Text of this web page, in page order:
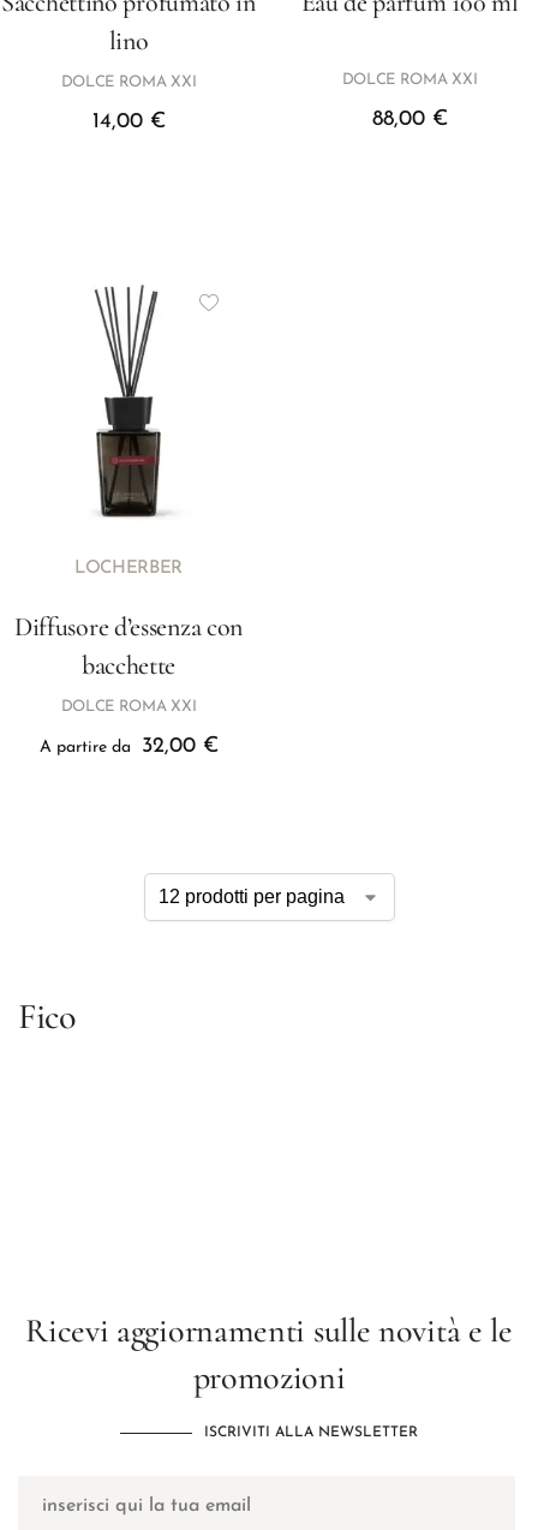
Fico
lino
DOLCE ROMA XXI
14,00 €
DOLCE ROMA XXI
88,00 €
LOCHERBER
Diffusore d’essenza con
bacchette
DOLCE ROMA XXI
A partire da 32,00 €
Ricevi aggiornamenti sulle novità e le
promozioni
ISCRIVITI ALLA NEWSLETTER